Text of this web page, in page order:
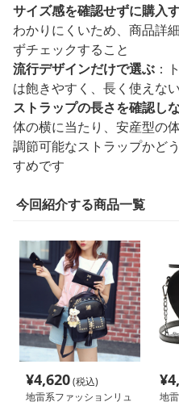
サイズ感を確認せずに購入
わかりにくいため、商品詳
ずチェックすること
流行デザインだけで選ぶ ：
は飽きやすく、長く使えな
ストラップの長さを確認し
体の横に当たり、安産型の
調節可能なストラップかど
すめです
今回紹介する商品一覧
¥4,620(税込)
地雷系ファッションリュ
¥
地